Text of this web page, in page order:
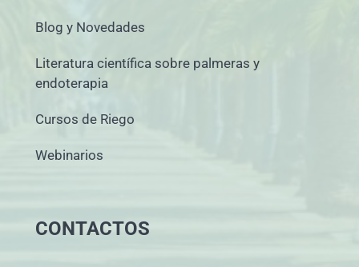
Blog y Novedades
Literatura científica sobre palmeras y
endoterapia
Cursos de Riego
Webinarios
CONTACTOS